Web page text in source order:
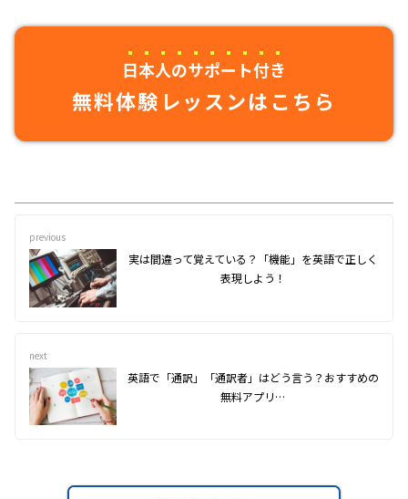
日本人のサポート付き
無料体験レッスンはこちら
previous
実は間違って覚えている？「機能」を英語で正しく
表現しよう！
next
英語で「通訳」「通訳者」はどう言う？おすすめの
無料アプリ…